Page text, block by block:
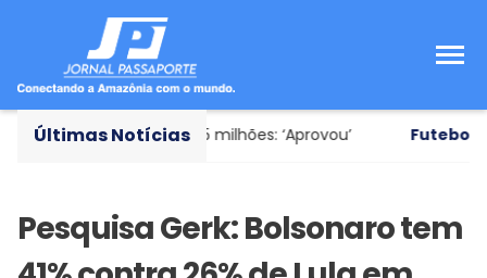
Últimas Notícias
avaliado em R$ 35 milhões: ‘Aprovou’ Futebol
Pesquisa Gerk: Bolsonaro tem